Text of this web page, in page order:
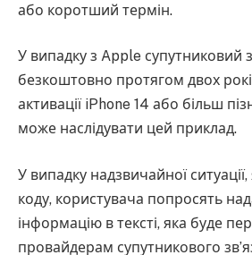
або коротший термін.
У випадку з Apple супутниковий
безкоштовно протягом двох
активації iPhone 14 або більш
може наслідувати цей приклад.
У випадку надзвичайної
коду, користувача попросять
інформацію в тексті, яка буде
провайдерам супутникового